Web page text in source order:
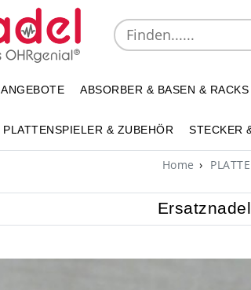
ANGEBOTE ABSORBER & BASEN & RACKS
PLATTENSPIELER & ZUBEHÖR STECKER
Home